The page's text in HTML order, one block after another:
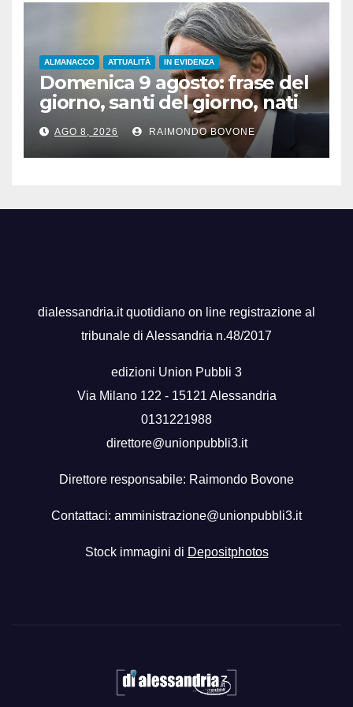
ALMANACCO ATTUALITÀ IN EVIDENZA
Domenica 9 agosto: frase del
giorno, santi del giorno, nati
famosi, accadde oggi
AGO 8, 2026 RAIMONDO BOVONE
dialessandria.it quotidiano on line registrazione al
tribunale di Alessandria n.48/2017
edizioni Union Pubbli 3
Via Milano 122 - 15121 Alessandria
0131221988
direttore@unionpubbli3.it
Direttore responsabile: Raimondo Bovone
Contattaci: amministrazione@unionpubbli3.it
Stock immagini di Depositphotos